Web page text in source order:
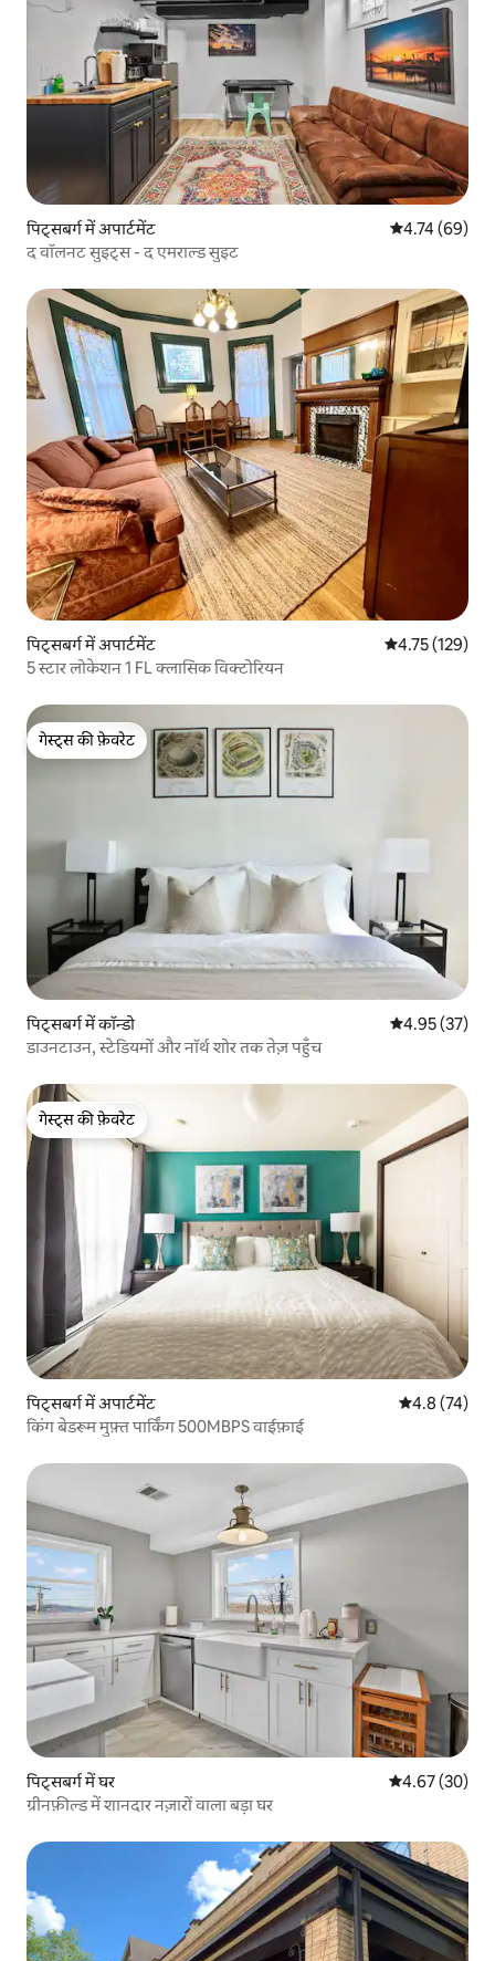
पिट्सबर्ग में अपार्टमेंट औसत रेटिंग 5 में
4.74 (69)
द वॉलनट सुइट्स - द एमराल्ड सुइट
पिट्सबर्ग में अपार्टमेंट औसत रेटिंग 5 में से
4.75 (129)
5 स्टार लोकेशन 1 FL क्लासिक विक्टोरियन
गेस्ट्स की फ़ेवरेट
गेस्ट्स की फ़ेवरेट
पिट्सबर्ग में कॉन्डो औसत रेटिंग 5 में
4.95 (37)
डाउनटाउन, स्टेडियमों और नॉर्थ शोर तक तेज़ पहुँच
गेस्ट्स की फ़ेवरेट
गेस्ट्स की फ़ेवरेट
पिट्सबर्ग में अपार्टमेंट औसत रेटिंग 5
4.8 (74)
किंग बेडरूम मुफ़्त पार्किंग 500MBPS वाईफ़ाई
पिट्सबर्ग में घर औसत रेटिंग 5 में
4.67 (30)
ग्रीनफ़ील्ड में शानदार नज़ारों वाला बड़ा घर